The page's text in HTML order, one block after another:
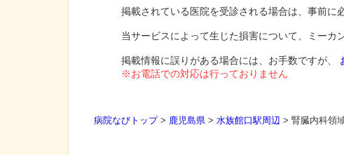
掲載されている医院を受診される場合は、事前に
当サービスによって生じた損害について、ミーカ
掲載情報に誤りがある場合には、お手数ですが、
※お電話での対応は行っておりません
病院なびトップ> 鹿児島県 > 水族館口駅周辺 > 腎臓内科領